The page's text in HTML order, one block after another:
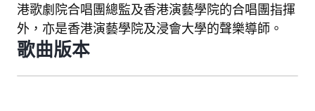
港歌劇院合唱團總監及香港演藝學院的合唱團指揮
外，亦是香港演藝學院及浸會大學的聲樂導師。
歌曲版本